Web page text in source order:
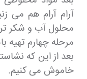
آرام آرام هم می
محلول آب و شکر
مرحله چهارم تهیه
بعد از این که
خاموش می کنیم.